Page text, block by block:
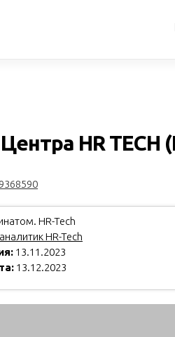
HR TECH
HR-Tech
HR-Tech
13.11.2023
13.12.2023